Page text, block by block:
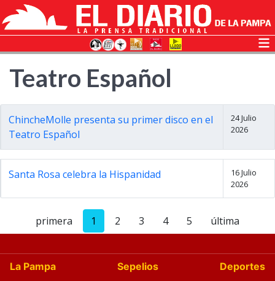
Teatro Español
ChincheMolle presenta su primer disco en el
Teatro Español
24 Julio
2026
Santa Rosa celebra la Hispanidad
16 Julio
2026
primera 1 2 3 4 5 última
La Pampa Sepelios
Deportes